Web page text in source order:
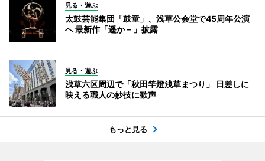
見る・遊ぶ
太鼓芸能集団「鼓童」、浅草公会堂で45周年公演
へ 最新作「遥か－」披露
見る・遊ぶ
浅草六区周辺で「秋田竿燈浅草まつり」 日差しに
映える職人の妙技に歓声
もっと見る